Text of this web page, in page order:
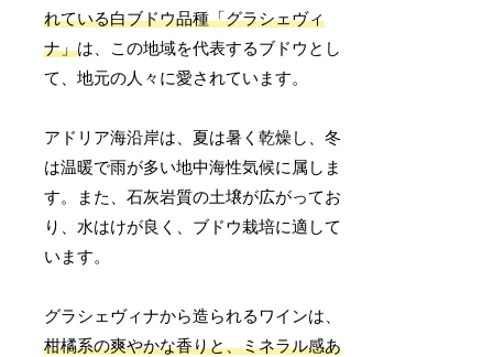
れている白ブドウ品種「グラシェヴィ
ナ」は、この地域を代表するブドウとし
て、地元の人々に愛されています。
アドリア海沿岸は、夏は暑く乾燥し、冬
は温暖で雨が多い地中海性気候に属しま
す。また、石灰岩質の土壌が広がってお
り、水はけが良く、ブドウ栽培に適して
います。
グラシェヴィナから造られるワインは、
柑橘系の爽やかな香りと、ミネラル感あ